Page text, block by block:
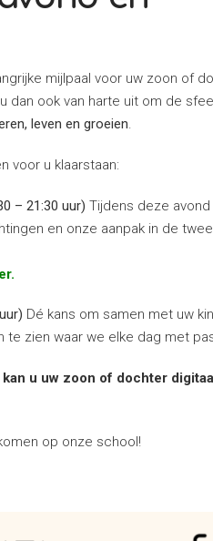
mijlpaal voor uw zoon of
dan ook van harte uit om de
leven en groeien.
voor u klaarstaan:
– 21:30 uur) Tijdens deze avond
en onze aanpak in de
Dé kans om samen met uw
zien waar we elke dag met
u uw zoon of dochter
op onze school!